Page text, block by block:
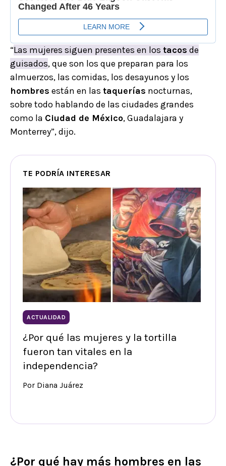
“Las mujeres siguen presentes en los tacos de
guisados, que son los que preparan para los
almuerzos, las comidas, los desayunos y los
hombres están en las taquerías nocturnas,
sobre todo hablando de las ciudades grandes
como la Ciudad de México, Guadalajara y
Monterrey”, dijo.
TE PODRÍA INTERESAR
ACTUALIDAD
¿Por qué las mujeres y la tortilla
fueron tan vitales en la
independencia?
Por Diana Juárez
¿Por qué hay más hombres en las